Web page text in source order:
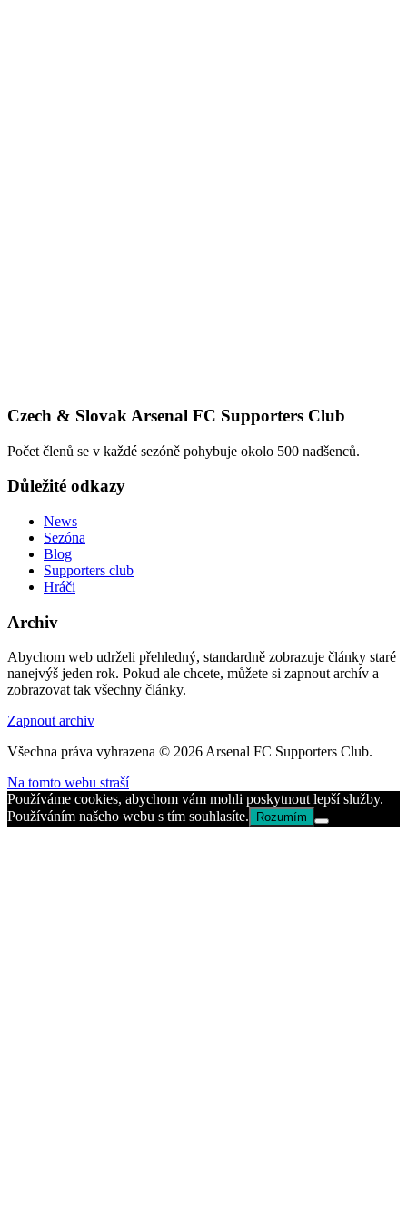
Czech & Slovak Arsenal FC Supporters Club
Počet členů se v každé sezóně pohybuje okolo 500 nadšenců.
Důležité odkazy
News
Sezóna
Blog
Supporters club
Hráči
Archiv
Abychom web udrželi přehledný, standardně zobrazuje články staré
nanejvýš jeden rok. Pokud ale chcete, můžete si zapnout archív a
zobrazovat tak všechny články.
Zapnout archiv
Všechna práva vyhrazena © 2026 Arsenal FC Supporters Club.
Na tomto webu straší
Používáme cookies, abychom vám mohli poskytnout lepší služby.
Používáním našeho webu s tím souhlasíte.
Rozumím